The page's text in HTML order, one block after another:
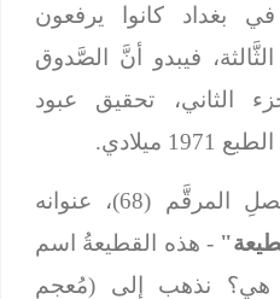
بغداد كانوا يرفعون
فيبدو أنَّ الصَّدوق
الثاني، تحقيق عبود
ميلادي.
صفحة (133)، وإلى الفصلِ المرقَّم (68)، عنوانه
- هذه القطيعةُ اسم
هي؟ نذهب إلى (مُعجم